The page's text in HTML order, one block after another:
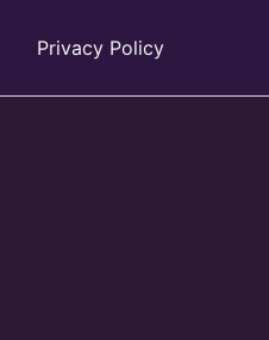
Privacy Policy